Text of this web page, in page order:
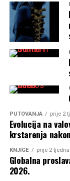
PUTOVANJA prije 2
Evolucija na
krstarenja
KNJIGE prije 2 tjedna
Globalna
2026.